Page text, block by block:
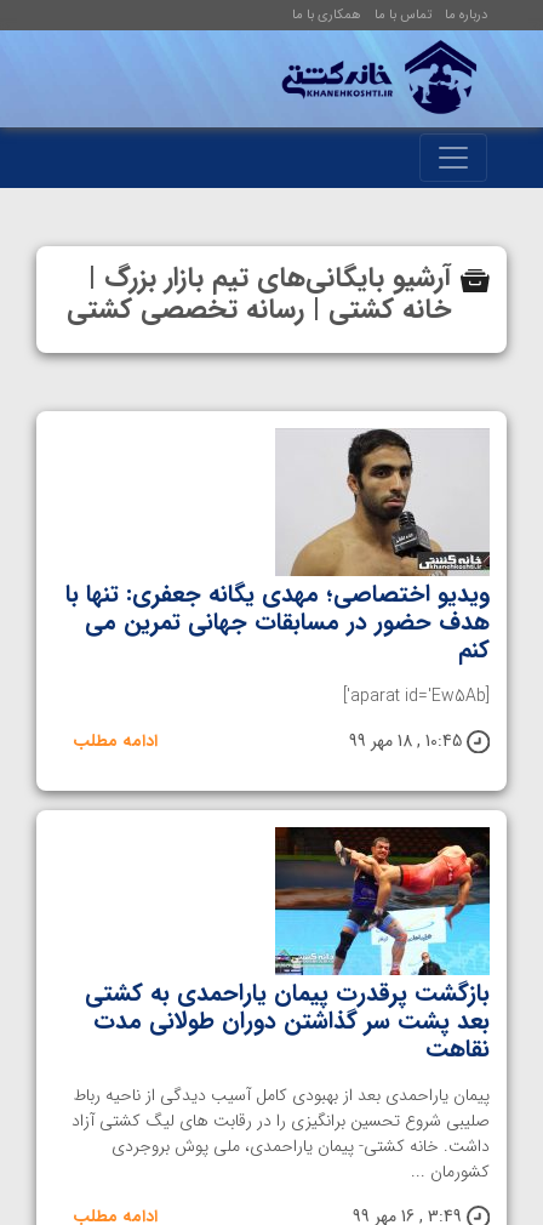
درباره ما تماس با ما همکاری با ما
آرشیو بایگانی‌های تیم بازار بزرگ |
خانه کشتی | رسانه تخصصی کشتی
ویدیو اختصاصی؛ مهدی یگانه جعفری: تنها با
هدف حضور در مسابقات جهانی تمرین می
کنم
[aparat id='Ew5Ab']
10:45 , 18 مهر 99
ادامه مطلب
بازگشت پرقدرت پیمان یاراحمدی به کشتی
بعد پشت سر گذاشتن دوران طولانی مدت
نقاهت
پیمان یاراحمدی بعد از بهبودی کامل آسیب دیدگی از ناحیه رباط
صلیبی شروع تحسین برانگیزی را در رقابت های لیگ کشتی آزاد
داشت. خانه کشتی- پیمان یاراحمدی، ملی پوش بروجردی
کشورمان ...
3:49 , 16 مهر 99
ادامه مطلب